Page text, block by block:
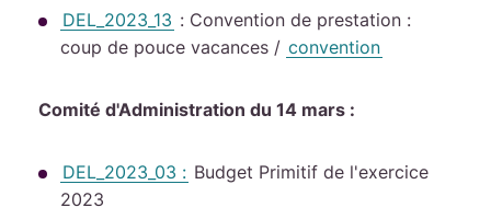
DEL_2023_13 : Convention de prestation :
coup de pouce vacances / convention
Comité d'Administration du 14 mars :
DEL_2023_03 : Budget Primitif de l'exercice
2023